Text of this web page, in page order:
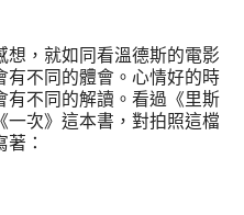
想，就如同看溫德斯的電影
有不同的體會。心情好的時
有不同的解讀。看過《里斯
一次》這本書，對拍照這檔
：